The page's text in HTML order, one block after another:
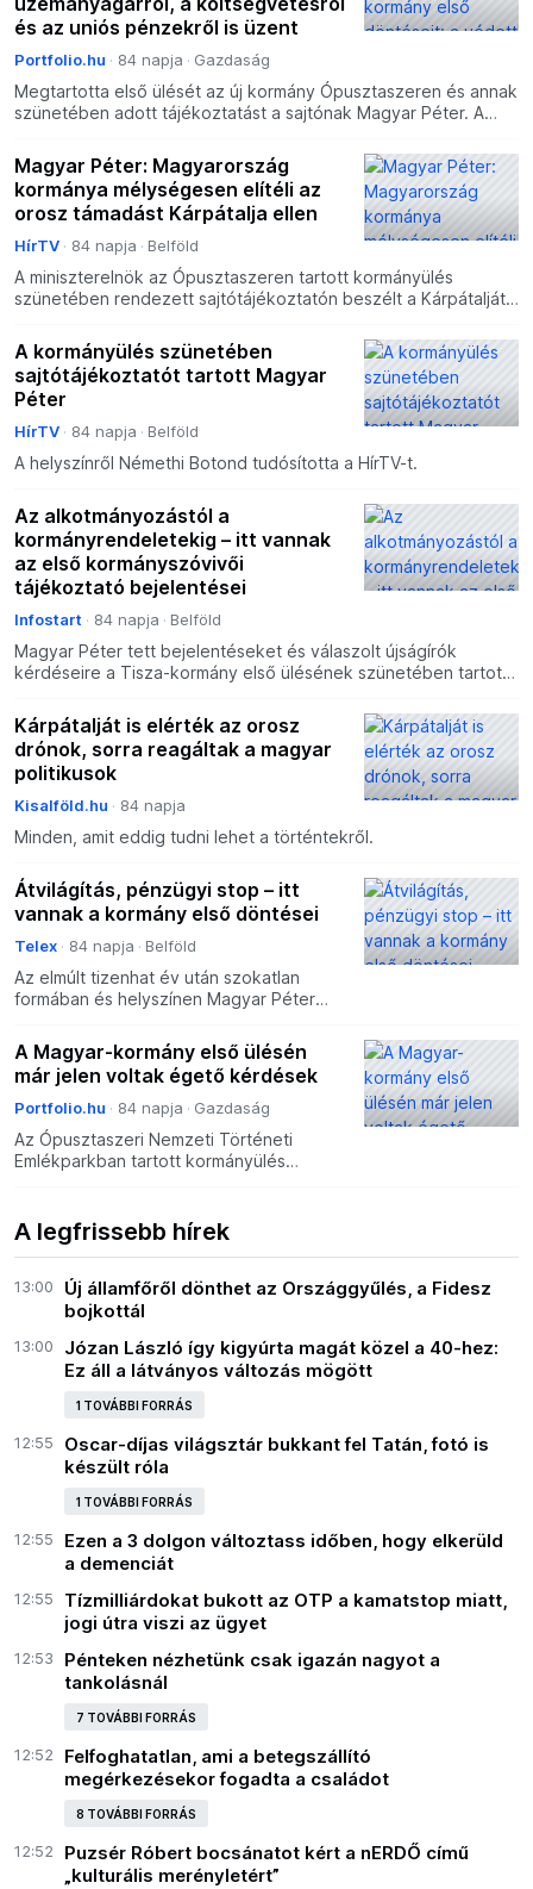
és az uniós pénzekről is üzent
Portfolio.hu 84 napja Gazdaság
Megtartotta első ülését az új kormány Ópusztaszeren és annak
szünetében adott tájékoztatást a sajtónak Magyar Péter. A
Magyar Péter: Magyarország
kormánya mélységesen elítéli az
orosz támadást Kárpátalja ellen
HírTV 84 napja Belföld
A miniszterelnök az Ópusztaszeren tartott kormányülés
szünetében rendezett sajtótájékoztatón beszélt a Kárpátalját
A kormányülés szünetében
sajtótájékoztatót tartott Magyar
Péter
HírTV 84 napja Belföld
A helyszínről Némethi Botond tudósította a HírTV-t.
Az alkotmányozástól a
kormányrendeletekig – itt vannak
az első kormányszóvivői
tájékoztató bejelentései
Infostart 84 napja Belföld
Magyar Péter tett bejelentéseket és válaszolt újságírók
kérdéseire a Tisza-kormány első ülésének szünetében tartott
Kárpátalját is elérték az orosz
drónok, sorra reagáltak a magyar
politikusok
Kisalföld.hu 84 napja
Minden, amit eddig tudni lehet a történtekről.
Átvilágítás, pénzügyi stop – itt
vannak a kormány első döntései
Telex 84 napja Belföld
Az elmúlt tizenhat év után szokatlan
formában és helyszínen Magyar Péter
intézkedéseit. Volt kampányfőnöke, Tóth
Péter lesz a miniszterelnök n
A Magyar-kormány első ülésén
már jelen voltak égető kérdések
Portfolio.hu 84 napja Gazdaság
Az Ópusztaszeri Nemzeti Történeti
Emlékparkban tartott kormányülés
Péter. A tájékoztatás szeri
A legfrissebb hírek
13:00
Új államfőről dönthet az Országgyűlés, a Fidesz
bojkottál
13:00
Józan László így kigyúrta magát közel a 40-hez:
Ez áll a látványos változás mögött
1 TOVÁBBI FORRÁS
12:55
Oscar-díjas világsztár bukkant fel Tatán, fotó is
készült róla
1 TOVÁBBI FORRÁS
12:55
Ezen a 3 dolgon változtass időben, hogy elkerüld
a demenciát
12:55
Tízmilliárdokat bukott az OTP a kamatstop miatt,
jogi útra viszi az ügyet
12:53
Pénteken nézhetünk csak igazán nagyot a
tankolásnál
7 TOVÁBBI FORRÁS
12:52
Felfoghatatlan, ami a betegszállító
megérkezésekor fogadta a családot
8 TOVÁBBI FORRÁS
12:52
Puzsér Róbert bocsánatot kért a nERDŐ című
„kulturális merényletért”